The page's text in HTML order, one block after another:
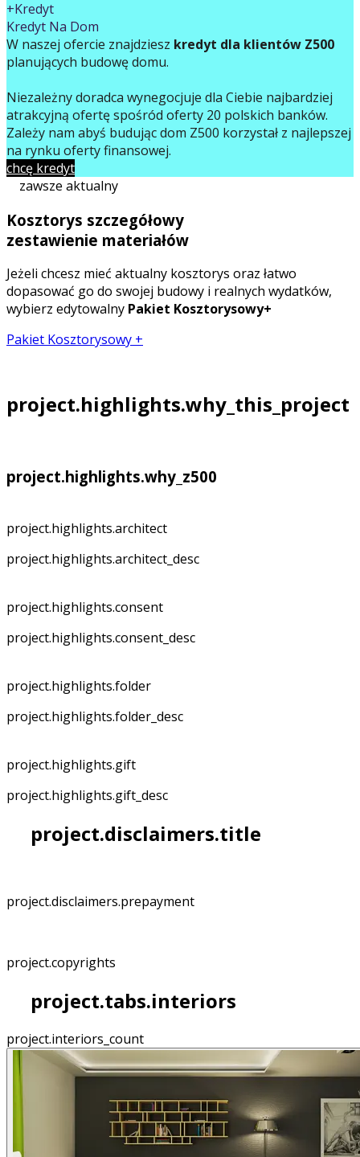
+Kredyt
Kredyt Na Dom
W naszej ofercie znajdziesz kredyt dla klientów Z500
planujących budowę domu.
Niezależny doradca wynegocjuje dla Ciebie najbardziej
atrakcyjną ofertę spośród oferty 20 polskich banków.
Zależy nam abyś budując dom Z500 korzystał z najlepszej
na rynku oferty finansowej.
chcę kredyt
zawsze aktualny
Kosztorys szczegółowy
zestawienie materiałów
Jeżeli chcesz mieć aktualny kosztorys oraz łatwo
dopasować go do swojej budowy i realnych wydatków,
wybierz edytowalny Pakiet Kosztorysowy+
Pakiet Kosztorysowy +
project.highlights.why_this_project
project.highlights.why_z500
project.highlights.architect
project.highlights.architect_desc
project.highlights.consent
project.highlights.consent_desc
project.highlights.folder
project.highlights.folder_desc
project.highlights.gift
project.highlights.gift_desc
project.disclaimers.title
project.disclaimers.prepayment
project.copyrights
project.tabs.interiors
project.interiors_count